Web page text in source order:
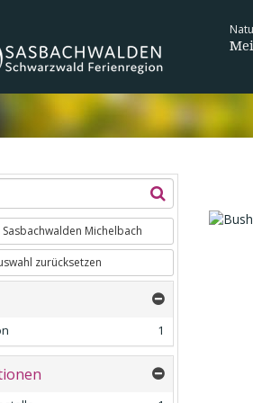
Michelbach
zurücksetzen
1